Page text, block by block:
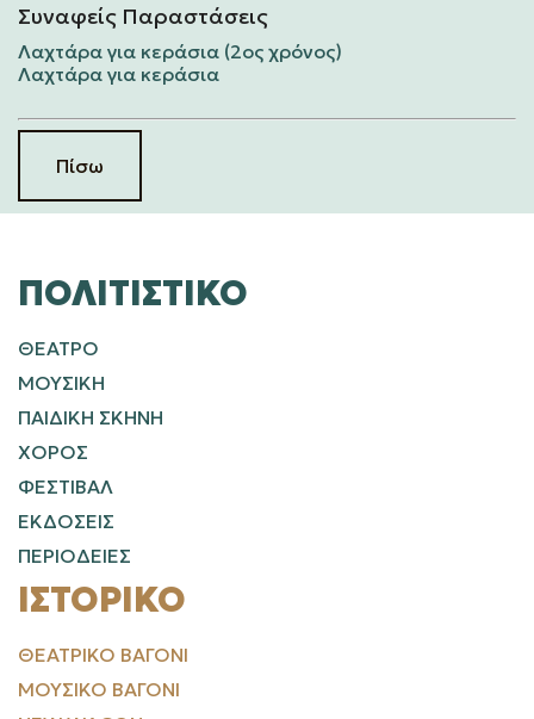
Συναφείς Παραστάσεις
Λαχτάρα για κεράσια (2ος χρόνος)
Λαχτάρα για κεράσια
Πίσω
ΠΟΛΙΤΙΣΤΙΚΌ
ΘΕΑΤΡΟ
ΜΟΥΣΙΚΗ
ΠΑΙΔΙΚΗ ΣΚΗΝΗ
ΧΟΡΟΣ
ΦΕΣΤΙΒΑΛ
ΕΚΔΟΣΕΙΣ
ΠΕΡΙΟΔΕΙΕΣ
ΙΣΤΟΡΙΚΌ
ΘΕΑΤΡΙΚΌ ΒΑΓΌΝΙ
ΜΟΥΣΙΚΌ ΒΑΓΌΝΙ